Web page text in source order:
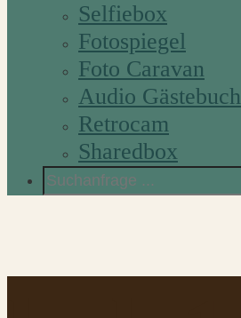
Selfiebox
Fotospiegel
Foto Caravan
Audio Gästebuch
Retrocam
Sharedbox
Search
for: